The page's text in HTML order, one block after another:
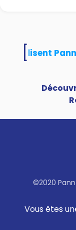
utilisent
©2020
Vous êtes